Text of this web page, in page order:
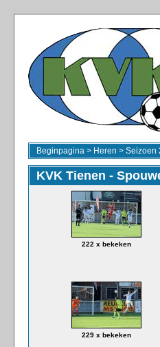
Beginpagina > Heren > Seizoen
KVK Tienen -
222 x bekeken
229 x bekeken